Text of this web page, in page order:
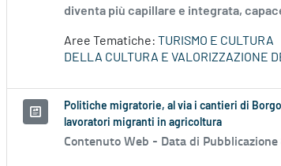
diventa più capillare e integrata,
Aree Tematiche: TURISMO E CULTURA
DELLA CULTURA E VALORIZZAZIONE
Politiche migratorie, al via i cantieri di
lavoratori migranti in agricoltura
Contenuto Web - Data di